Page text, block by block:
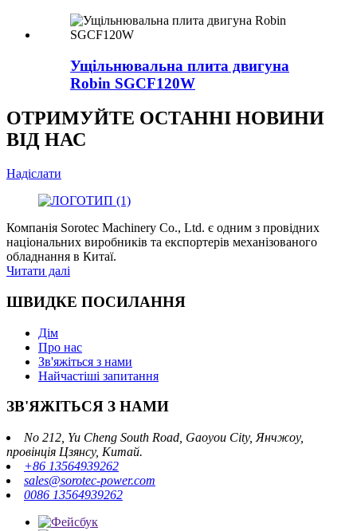
Ущільнювальна плита двигуна
Robin SGCF120W
ОТРИМУЙТЕ ОСТАННІ НОВИНИ
ВІД НАС
Надіслати
Компанія Sorotec Machinery Co., Ltd. є одним з провідних
національних виробників та експортерів механізованого
обладнання в Китаї.
Читати далі
ШВИДКЕ ПОСИЛАННЯ
Дім
Про нас
Зв'яжіться з нами
Найчастіші запитання
ЗВ'ЯЖІТЬСЯ З НАМИ
No 212, Yu Cheng South Road, Gaoyou City, Янчжоу,
провінція Цзянсу, Китай.
+86 13564939262
sales@sorotec-power.com
0086 13564939262